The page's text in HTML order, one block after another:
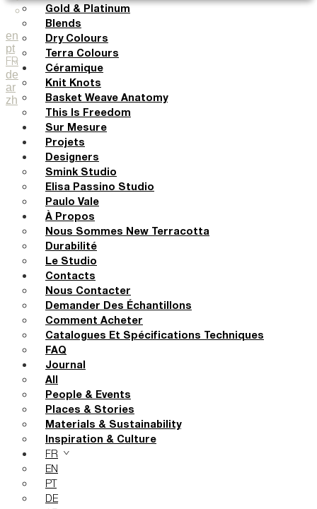
en
pt
FR
de
ar
zh
Gold & Platinum
Blends
Dry Colours
Terra Colours
Céramique
Knit Knots
Basket Weave Anatomy
This Is Freedom
Sur Mesure
Projets
Designers
Smink Studio
Elisa Passino Studio
Paulo Vale
À Propos
Nous Sommes New Terracotta
Durabilité
Le Studio
Contacts
Nous Contacter
Demander Des Échantillons
Comment Acheter
Catalogues Et Spécifications Techniques
FAQ
Journal
All
People & Events
Places & Stories
Materials & Sustainability
Inspiration & Culture
FR
EN
PT
DE